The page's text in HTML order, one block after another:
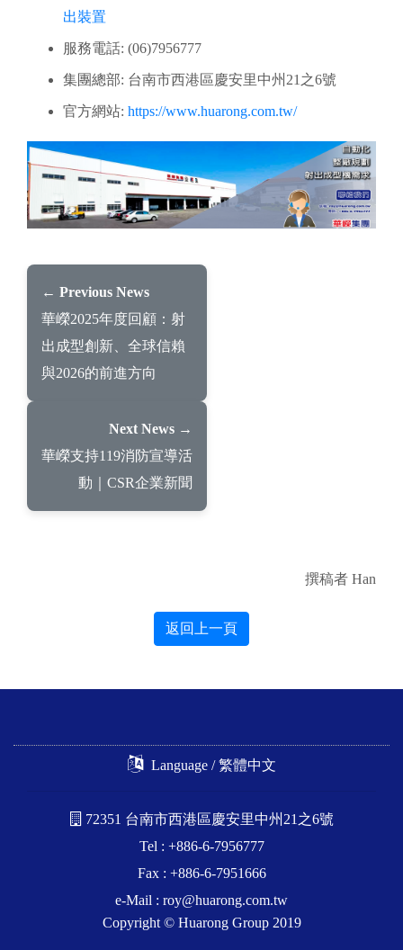
出裝置
服務電話: (06)7956777
集團總部: 台南市西港區慶安里中州21之6號
官方網站: https://www.huarong.com.tw/
← Previous News
華嶸2025年度回顧：射
出成型創新、全球信賴
與2026的前進方向
Next News →
華嶸支持119消防宣導活
動｜CSR企業新聞
撰稿者 Han
返回上一頁
Language / 繁體中文
72351 台南市西港區慶安里中州21之6號
Tel : +886-6-7956777
Fax : +886-6-7951666
e-Mail : roy@huarong.com.tw
Copyright © Huarong Group 2019